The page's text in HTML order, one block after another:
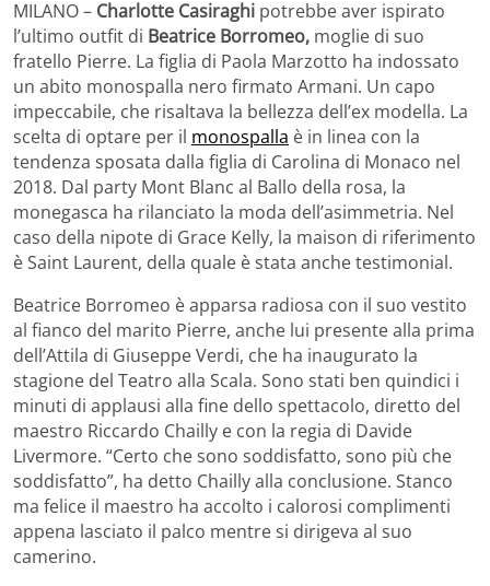
MILANO – Charlotte Casiraghi potrebbe aver ispirato
l’ultimo outfit di Beatrice Borromeo, moglie di suo
fratello Pierre. La figlia di Paola Marzotto ha indossato
un abito monospalla nero firmato Armani. Un capo
impeccabile, che risaltava la bellezza dell’ex modella. La
scelta di optare per il monospalla è in linea con la
tendenza sposata dalla figlia di Carolina di Monaco nel
2018. Dal party Mont Blanc al Ballo della rosa, la
monegasca ha rilanciato la moda dell’asimmetria. Nel
caso della nipote di Grace Kelly, la maison di riferimento
è Saint Laurent, della quale è stata anche testimonial.
Beatrice Borromeo è apparsa radiosa con il suo vestito
al fianco del marito Pierre, anche lui presente alla prima
dell’Attila di Giuseppe Verdi, che ha inaugurato la
stagione del Teatro alla Scala. Sono stati ben quindici i
minuti di applausi alla fine dello spettacolo, diretto del
maestro Riccardo Chailly e con la regia di Davide
Livermore. “Certo che sono soddisfatto, sono più che
soddisfatto”, ha detto Chailly alla conclusione. Stanco
ma felice il maestro ha accolto i calorosi complimenti
appena lasciato il palco mentre si dirigeva al suo
camerino.